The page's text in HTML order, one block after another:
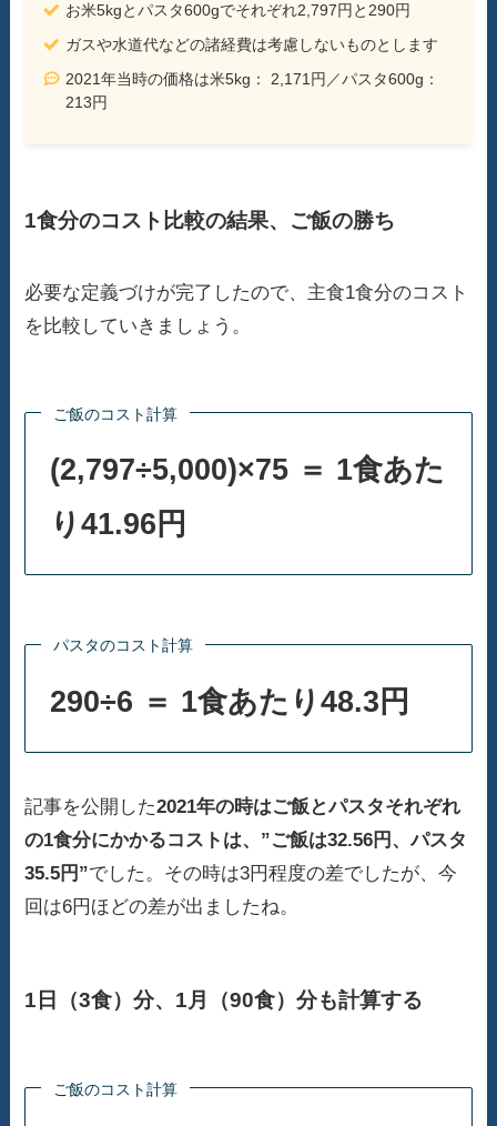
お米5kgとパスタ600gでそれぞれ2,797円と290円
ガスや水道代などの諸経費は考慮しないものとします
2021年当時の価格は米5kg： 2,171円／パスタ600g：
213円
1食分のコスト比較の結果、ご飯の勝ち
必要な定義づけが完了したので、主食1食分のコスト
を比較していきましょう。
ご飯のコスト計算
(2,797÷5,000)×75 ＝ 1食あた
り41.96円
パスタのコスト計算
290÷6 ＝ 1食あたり48.3円
記事を公開した2021年の時はご飯とパスタそれぞれ
の1食分にかかるコストは、”ご飯は32.56円、パスタ
35.5円”でした。その時は3円程度の差でしたが、今
回は6円ほどの差が出ましたね。
1日（3食）分、1月（90食）分も計算する
ご飯のコスト計算